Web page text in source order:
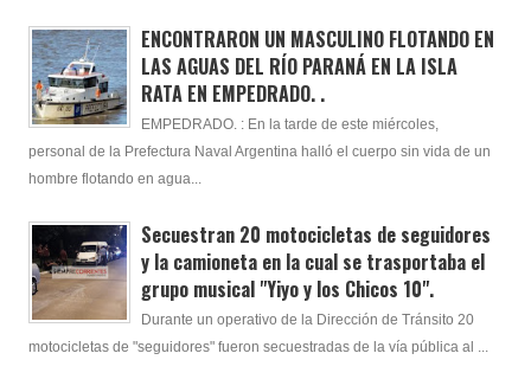
ENCONTRARON UN MASCULINO FLOTANDO EN
LAS AGUAS DEL RÍO PARANÁ EN LA ISLA
RATA EN EMPEDRADO. .
EMPEDRADO. : En la tarde de este miércoles,
personal de la Prefectura Naval Argentina halló el cuerpo sin vida de un
hombre flotando en agua...
Secuestran 20 motocicletas de seguidores
y la camioneta en la cual se trasportaba el
grupo musical "Yiyo y los Chicos 10".
Durante un operativo de la Dirección de Tránsito 20
motocicletas de "seguidores" fueron secuestradas de la vía pública al ...